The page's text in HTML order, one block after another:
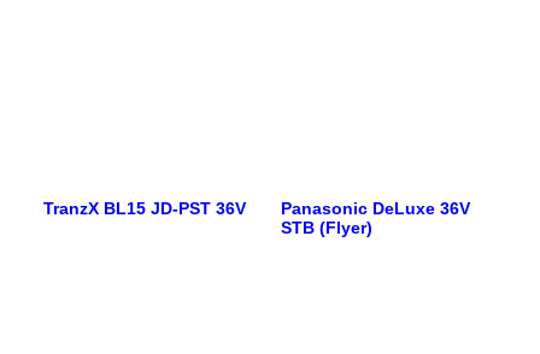
TranzX BL15 JD-PST 36V
Panasonic DeLuxe 36V
STB (Flyer)